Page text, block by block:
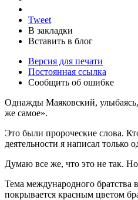
Tweet
В закладки
Вставить в блог
Версия для печати
Постоянная ссылка
Сообщить об ошибке
Однажды Маяковский,
же самое».
Это были пророческие слова.
деятельности я написал только
Думаю все же, что это не так. Но
Тема международного братства
покрывается красным цветом